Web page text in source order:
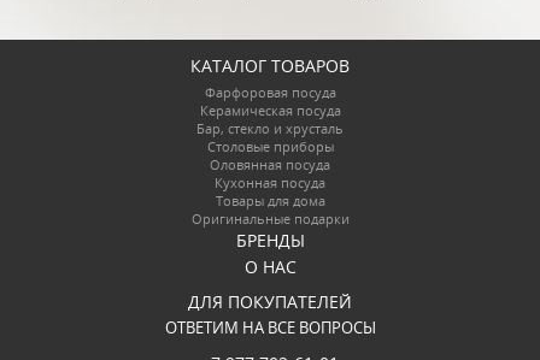
КАТАЛОГ ТОВАРОВ
Фарфоровая посуда
Керамическая посуда
Бар, стекло и хрусталь
Столовые приборы
Оловянная посуда
Кухонная посуда
Товары для дома
Оригинальные подарки
БРЕНДЫ
О НАС
ДЛЯ ПОКУПАТЕЛЕЙ
ОТВЕТИМ НА ВСЕ ВОПРОСЫ